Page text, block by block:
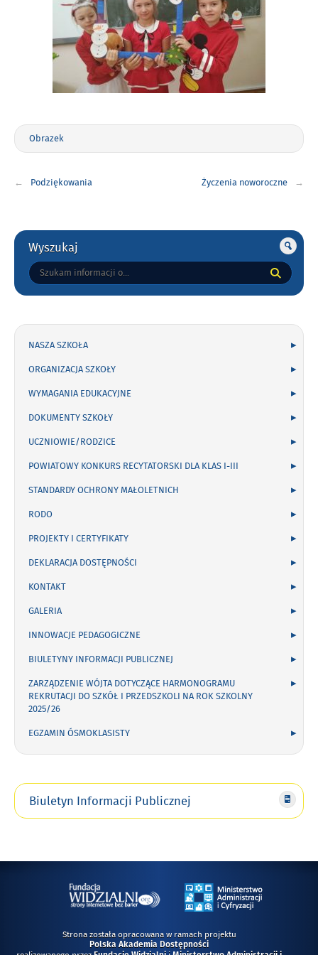
Format
wpisu
Obrazek
wpisuPodziękowania Życzenia noworoczne
Gorne
Wyszukaj
Tutaj
wpisz
NASZA SZKOŁA
ORGANIZACJA SZKOŁY
WYMAGANIA EDUKACYJNE
DOKUMENTY SZKOŁY
UCZNIOWIE/RODZICE
POWIATOWY KONKURS RECYTATORSKI DLA KLAS I-III
STANDARDY OCHRONY MAŁOLETNICH
RODO
PROJEKTY I CERTYFIKATY
DEKLARACJA DOSTĘPNOŚCI
KONTAKT
GALERIA
INNOWACJE PEDAGOGICZNE
BIULETYNY INFORMACJI PUBLICZNEJ
ZARZĄDZENIE WÓJTA DOTYCZĄCE HARMONOGRAMU
REKRUTACJI DO SZKÓŁ I PRZEDSZKOLI NA ROK SZKOLNY
2025/26
EGZAMIN ÓSMOKLASISTY
Biuletyn Informacji Publicznej
Strona została opracowana w ramach projektu
Polska Akademia Dostępności